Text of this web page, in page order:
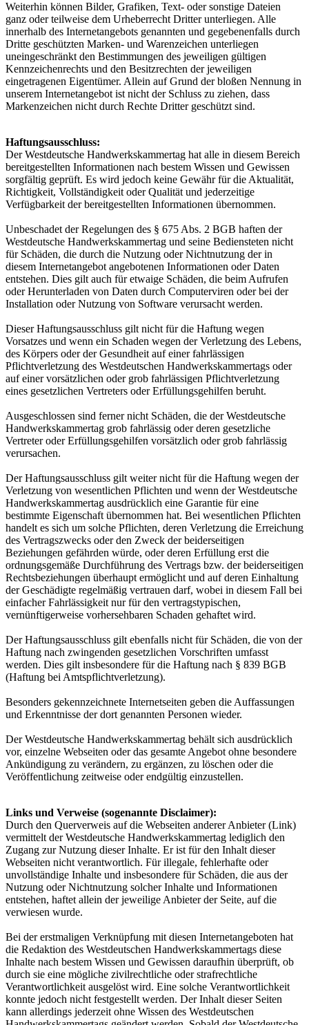
Weiterhin können Bilder, Grafiken, Text- oder sonstige Dateien
ganz oder teilweise dem Urheberrecht Dritter unterliegen. Alle
innerhalb des Internetangebots genannten und gegebenenfalls durch
Dritte geschützten Marken- und Warenzeichen unterliegen
uneingeschränkt den Bestimmungen des jeweiligen gültigen
Kennzeichenrechts und den Besitzrechten der jeweiligen
eingetragenen Eigentümer. Allein auf Grund der bloßen Nennung in
unserem Internetangebot ist nicht der Schluss zu ziehen, dass
Markenzeichen nicht durch Rechte Dritter geschützt sind.
Haftungsausschluss:
Der Westdeutsche Handwerkskammertag hat alle in diesem Bereich
bereitgestellten Informationen nach bestem Wissen und Gewissen
sorgfältig geprüft. Es wird jedoch keine Gewähr für die Aktualität,
Richtigkeit, Vollständigkeit oder Qualität und jederzeitige
Verfügbarkeit der bereitgestellten Informationen übernommen.
Unbeschadet der Regelungen des § 675 Abs. 2 BGB haften der
Westdeutsche Handwerkskammertag und seine Bediensteten nicht
für Schäden, die durch die Nutzung oder Nichtnutzung der in
diesem Internetangebot angebotenen Informationen oder Daten
entstehen. Dies gilt auch für etwaige Schäden, die beim Aufrufen
oder Herunterladen von Daten durch Computerviren oder bei der
Installation oder Nutzung von Software verursacht werden.
Dieser Haftungsausschluss gilt nicht für die Haftung wegen
Vorsatzes und wenn ein Schaden wegen der Verletzung des Lebens,
des Körpers oder der Gesundheit auf einer fahrlässigen
Pflichtverletzung des Westdeutschen Handwerkskammertags oder
auf einer vorsätzlichen oder grob fahrlässigen Pflichtverletzung
eines gesetzlichen Vertreters oder Erfüllungsgehilfen beruht.
Ausgeschlossen sind ferner nicht Schäden, die der Westdeutsche
Handwerkskammertag grob fahrlässig oder deren gesetzliche
Vertreter oder Erfüllungsgehilfen vorsätzlich oder grob fahrlässig
verursachen.
Der Haftungsausschluss gilt weiter nicht für die Haftung wegen der
Verletzung von wesentlichen Pflichten und wenn der Westdeutsche
Handwerkskammertag ausdrücklich eine Garantie für eine
bestimmte Eigenschaft übernommen hat. Bei wesentlichen Pflichten
handelt es sich um solche Pflichten, deren Verletzung die Erreichung
des Vertragszwecks oder den Zweck der beiderseitigen
Beziehungen gefährden würde, oder deren Erfüllung erst die
ordnungsgemäße Durchführung des Vertrags bzw. der beiderseitigen
Rechtsbeziehungen überhaupt ermöglicht und auf deren Einhaltung
der Geschädigte regelmäßig vertrauen darf, wobei in diesem Fall bei
einfacher Fahrlässigkeit nur für den vertragstypischen,
vernünftigerweise vorhersehbaren Schaden gehaftet wird.
Der Haftungsausschluss gilt ebenfalls nicht für Schäden, die von der
Haftung nach zwingenden gesetzlichen Vorschriften umfasst
werden. Dies gilt insbesondere für die Haftung nach § 839 BGB
(Haftung bei Amtspflichtverletzung).
Besonders gekennzeichnete Internetseiten geben die Auffassungen
und Erkenntnisse der dort genannten Personen wieder.
Der Westdeutsche Handwerkskammertag behält sich ausdrücklich
vor, einzelne Webseiten oder das gesamte Angebot ohne besondere
Ankündigung zu verändern, zu ergänzen, zu löschen oder die
Veröffentlichung zeitweise oder endgültig einzustellen.
Links und Verweise (sogenannte Disclaimer):
Durch den Querverweis auf die Webseiten anderer Anbieter (Link)
vermittelt der Westdeutsche Handwerkskammertag lediglich den
Zugang zur Nutzung dieser Inhalte. Er ist für den Inhalt dieser
Webseiten nicht verantwortlich. Für illegale, fehlerhafte oder
unvollständige Inhalte und insbesondere für Schäden, die aus der
Nutzung oder Nichtnutzung solcher Inhalte und Informationen
entstehen, haftet allein der jeweilige Anbieter der Seite, auf die
verwiesen wurde.
Bei der erstmaligen Verknüpfung mit diesen Internetangeboten hat
die Redaktion des Westdeutschen Handwerkskammertags diese
Inhalte nach bestem Wissen und Gewissen daraufhin überprüft, ob
durch sie eine mögliche zivilrechtliche oder strafrechtliche
Verantwortlichkeit ausgelöst wird. Eine solche Verantwortlichkeit
konnte jedoch nicht festgestellt werden. Der Inhalt dieser Seiten
kann allerdings jederzeit ohne Wissen des Westdeutschen